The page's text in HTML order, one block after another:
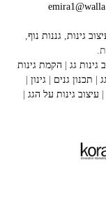
גינות,גננות נוף ,
גג|הקמת גינות
תכנון גנים|גינון|
גינות על הגג|